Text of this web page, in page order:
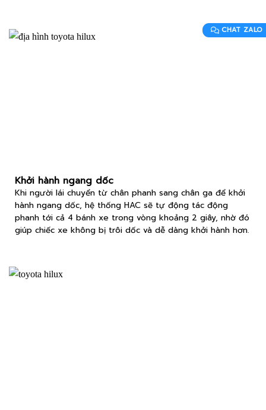
Khởi hành ngang dốc
Khi người lái chuyển từ chân phanh sang chân ga để khởi
hành ngang dốc, hệ thống HAC sẽ tự động tác động
phanh tới cả 4 bánh xe trong vòng khoảng 2 giây, nhờ đó
giúp chiếc xe không bị trôi dốc và dễ dàng khởi hành hơn.
CHAT ZALO